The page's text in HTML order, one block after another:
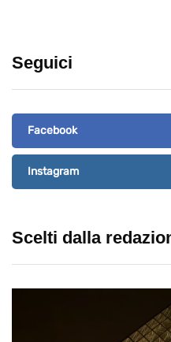
Seguici
Facebook
Instagram
Scelti dalla